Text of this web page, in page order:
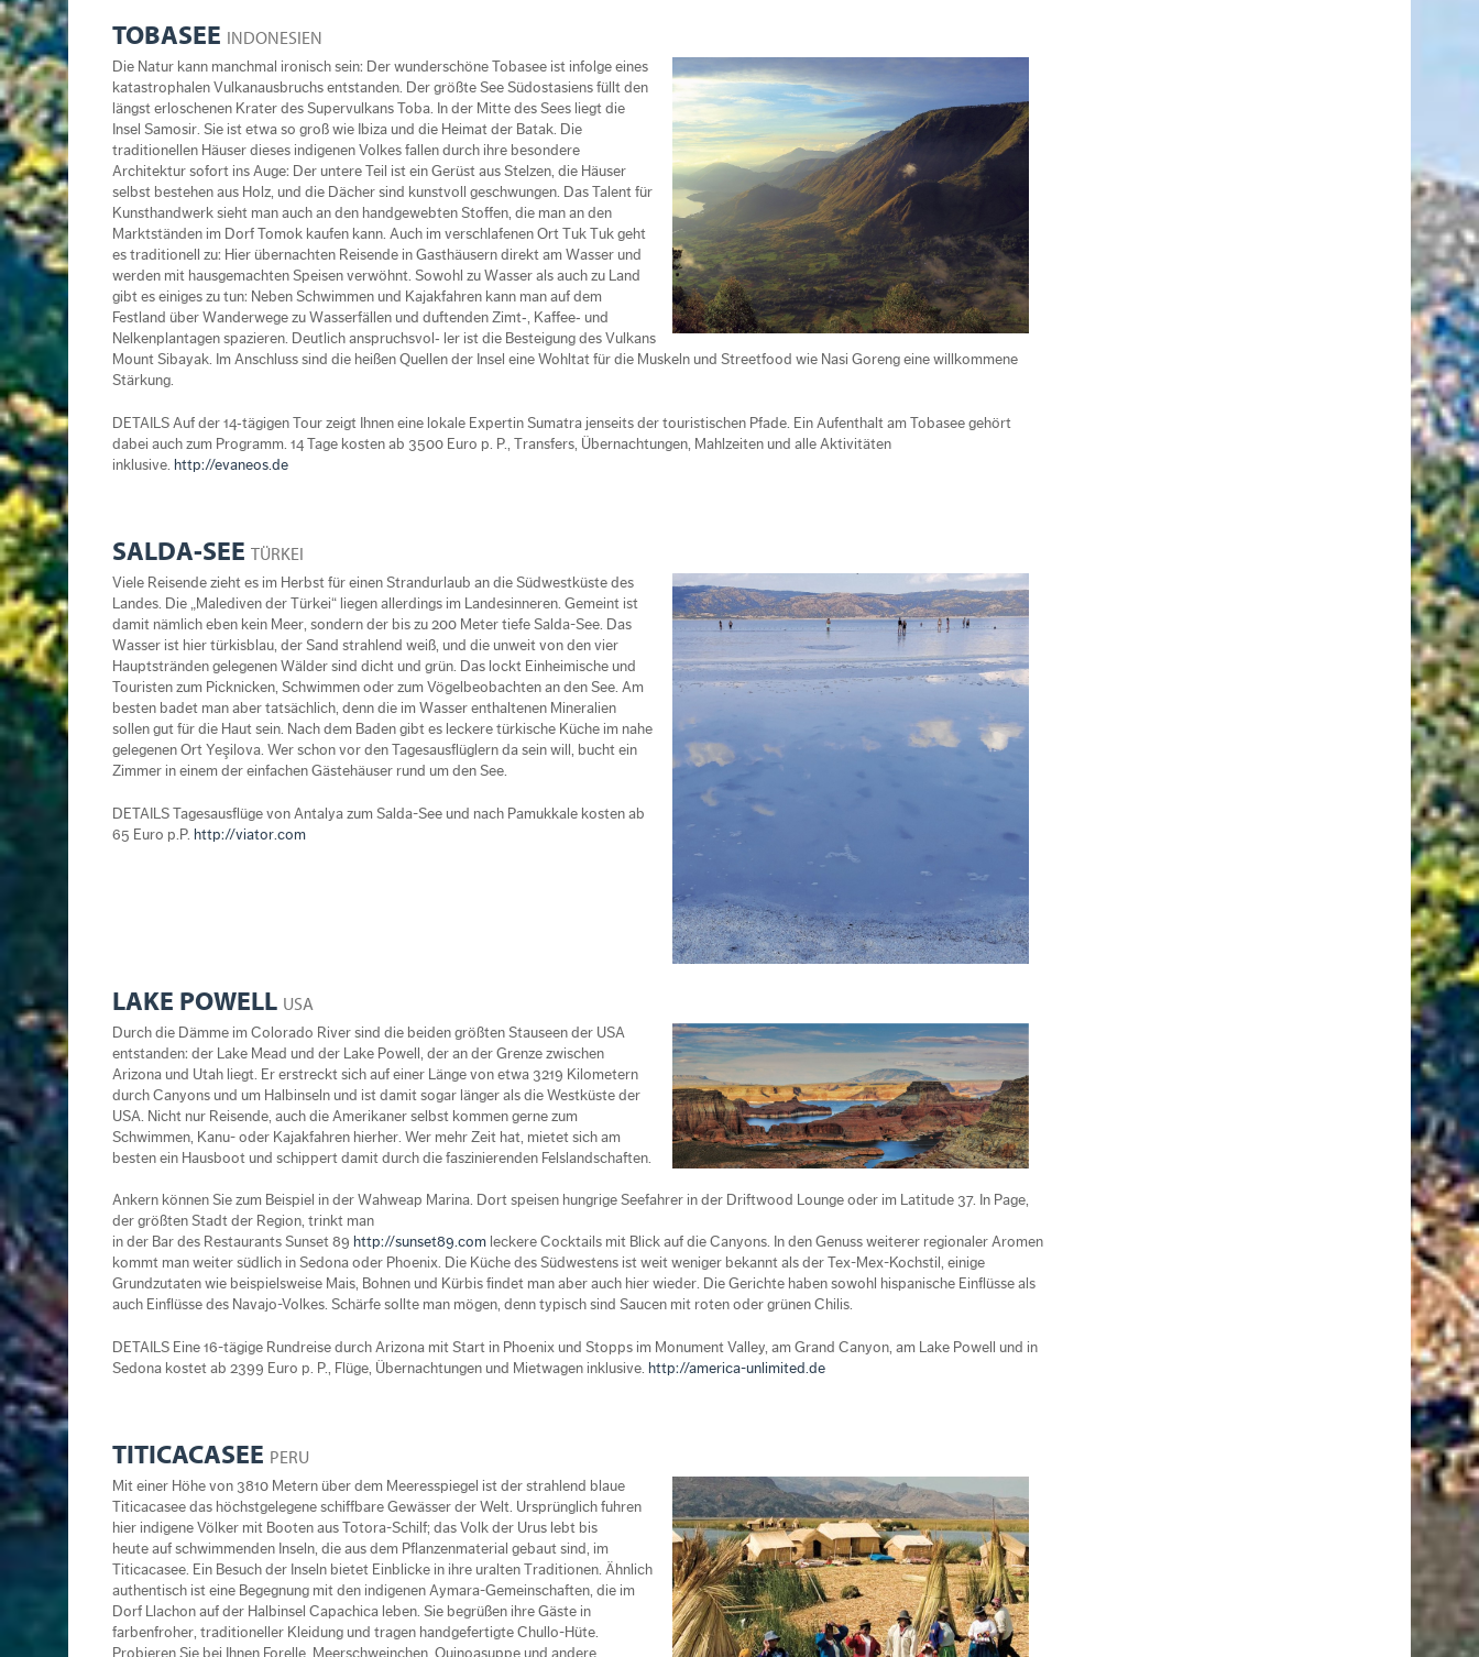
TOBASEE INDONESIEN
Die Natur kann manchmal ironisch sein: Der wunderschöne Tobasee ist infolge eines
katastrophalen Vulkanausbruchs entstanden. Der größte See Südostasiens füllt den
längst erloschenen Krater des Supervulkans Toba. In der Mitte des Sees liegt die
Insel Samosir. Sie ist etwa so groß wie Ibiza und die Heimat der Batak. Die
traditionellen Häuser dieses indigenen Volkes fallen durch ihre besondere
Architektur sofort ins Auge: Der untere Teil ist ein Gerüst aus Stelzen, die Häuser
selbst bestehen aus Holz, und die Dächer sind kunstvoll geschwungen. Das Talent für
Kunsthandwerk sieht man auch an den handgewebten Stoffen, die man an den
Marktständen im Dorf Tomok kaufen kann. Auch im verschlafenen Ort Tuk Tuk geht
es traditionell zu: Hier übernachten Reisende in Gasthäusern direkt am Wasser und
werden mit hausgemachten Speisen verwöhnt. Sowohl zu Wasser als auch zu Land
gibt es einiges zu tun: Neben Schwimmen und Kajakfahren kann man auf dem
Festland über Wanderwege zu Wasserfällen und duftenden Zimt‐, Kaffee‐ und
Nelkenplantagen spazieren. Deutlich anspruchsvol‐ ler ist die Besteigung des Vulkans
Mount Sibayak. Im Anschluss sind die heißen Quellen der Insel eine Wohltat für die Muskeln und Streetfood wie Nasi Goreng eine willkommene
Stärkung.
DETAILS Auf der 14‐tägigen Tour zeigt Ihnen eine lokale Expertin Sumatra jenseits der touristischen Pfade. Ein Aufenthalt am Tobasee gehört
dabei auch zum Programm. 14 Tage kosten ab 3500 Euro p. P., Transfers, Übernachtungen, Mahlzeiten und alle Aktivitäten
inklusive. http://evaneos.de
SALDA-SEE TÜRKEI
Viele Reisende zieht es im Herbst für einen Strandurlaub an die Südwestküste des
Landes. Die „Malediven der Türkei“ liegen allerdings im Landesinneren. Gemeint ist
damit nämlich eben kein Meer, sondern der bis zu 200 Meter tiefe Salda-See. Das
Wasser ist hier türkisblau, der Sand strahlend weiß, und die unweit von den vier
Hauptstränden gelegenen Wälder sind dicht und grün. Das lockt Einheimische und
Touristen zum Picknicken, Schwimmen oder zum Vögelbeobachten an den See. Am
besten badet man aber tatsächlich, denn die im Wasser enthaltenen Mineralien
sollen gut für die Haut sein. Nach dem Baden gibt es leckere türkische Küche im nahe
gelegenen Ort Yeşilova. Wer schon vor den Tagesausflüglern da sein will, bucht ein
Zimmer in einem der einfachen Gästehäuser rund um den See.
DETAILS Tagesausflüge von Antalya zum Salda-See und nach Pamukkale kosten ab
65 Euro p.P. http://viator.com
LAKE POWELL USA
Durch die Dämme im Colorado River sind die beiden größten Stauseen der USA
entstanden: der Lake Mead und der Lake Powell, der an der Grenze zwischen
Arizona und Utah liegt. Er erstreckt sich auf einer Länge von etwa 3219 Kilometern
durch Canyons und um Halbinseln und ist damit sogar länger als die Westküste der
USA. Nicht nur Reisende, auch die Amerikaner selbst kommen gerne zum
Schwimmen, Kanu- oder Kajakfahren hierher. Wer mehr Zeit hat, mietet sich am
besten ein Hausboot und schippert damit durch die faszinierenden Felslandschaften.
Ankern können Sie zum Beispiel in der Wahweap Marina. Dort speisen hungrige Seefahrer in der Driftwood Lounge oder im Latitude 37. In Page,
der größten Stadt der Region, trinkt man
in der Bar des Restaurants Sunset 89 http://sunset89.com leckere Cocktails mit Blick auf die Canyons. In den Genuss weiterer regionaler Aromen
kommt man weiter südlich in Sedona oder Phoenix. Die Küche des Südwestens ist weit weniger bekannt als der Tex-Mex-Kochstil, einige
Grundzutaten wie beispielsweise Mais, Bohnen und Kürbis findet man aber auch hier wieder. Die Gerichte haben sowohl hispanische Einflüsse als
auch Einflüsse des Navajo-Volkes. Schärfe sollte man mögen, denn typisch sind Saucen mit roten oder grünen Chilis.
DETAILS Eine 16-tägige Rundreise durch Arizona mit Start in Phoenix und Stopps im Monument Valley, am Grand Canyon, am Lake Powell und in
Sedona kostet ab 2399 Euro p. P., Flüge, Übernachtungen und Mietwagen inklusive. http://america-unlimited.de
TITICACASEE PERU
Mit einer Höhe von 3810 Metern über dem Meeresspiegel ist der strahlend blaue
Titicacasee das höchstgelegene schiffbare Gewässer der Welt. Ursprünglich fuhren
hier indigene Völker mit Booten aus Totora-Schilf; das Volk der Urus lebt bis
heute auf schwimmenden Inseln, die aus dem Pflanzenmaterial gebaut sind, im
Titicacasee. Ein Besuch der Inseln bietet Einblicke in ihre uralten Traditionen. Ähnlich
authentisch ist eine Begegnung mit den indigenen Aymara-Gemeinschaften, die im
Dorf Llachon auf der Halbinsel Capachica leben. Sie begrüßen ihre Gäste in
farbenfroher, traditioneller Kleidung und tragen handgefertigte Chullo-Hüte.
Probieren Sie bei Ihnen Forelle, Meerschweinchen, Quinoasuppe und andere